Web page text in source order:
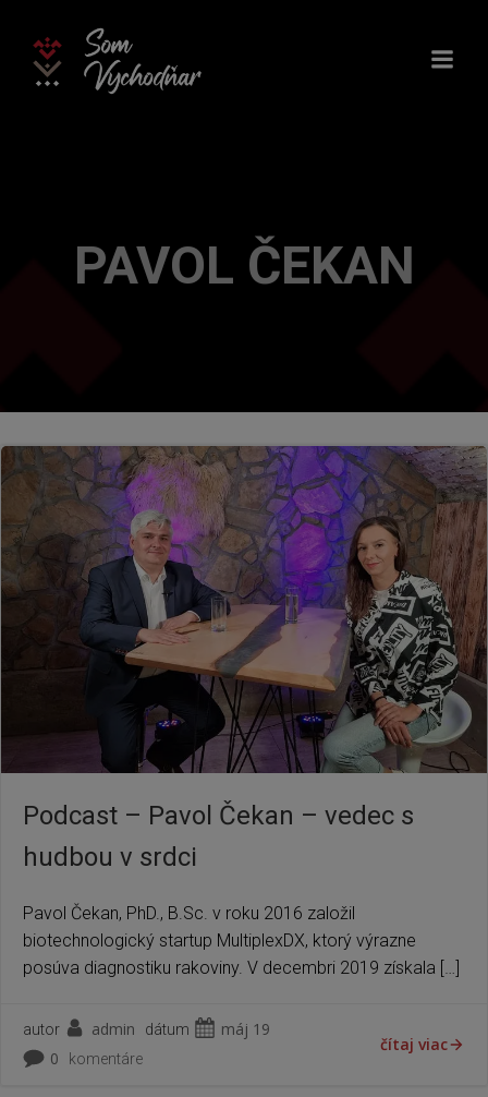
PAVOL ČEKAN
Podcast – Pavol Čekan – vedec s
hudbou v srdci
Pavol Čekan, PhD., B.Sc. v roku 2016 založil
biotechnologický startup MultiplexDX, ktorý výrazne
posúva diagnostiku rakoviny. V decembri 2019 získala […]
autor admin dátum
máj 19
0
komentáre
čítaj viac